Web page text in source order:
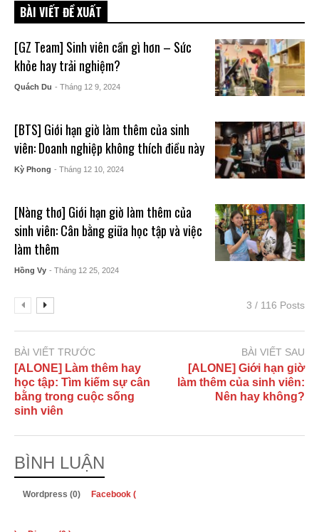
BÀI VIẾT ĐỀ XUẤT
[GZ Team] Sinh viên cần gì hơn – Sức
khỏe hay trải nghiệm?
Quách Du - Tháng 12 9, 2024
[BTS] Giới hạn giờ làm thêm của sinh
viên: Doanh nghiệp không thích điều này
Kỳ Phong - Tháng 12 10, 2024
[Nàng thơ] Giới hạn giờ làm thêm của
sinh viên: Cân bằng giữa học tập và việc
làm thêm
Hồng Vy - Tháng 12 25, 2024
3 / 116 Posts
BÀI VIẾT TRƯỚC
[ALONE] Làm thêm hay
học tập: Tìm kiếm sự cân
bằng trong cuộc sống
sinh viên
BÀI VIẾT SAU
[ALONE] Giới hạn giờ
làm thêm của sinh viên:
Nên hay không?
BÌNH LUẬN
Wordpress (0) Facebook (